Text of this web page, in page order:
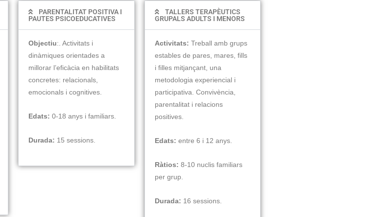
PARENTALITAT POSITIVA I
PAUTES PSICOEDUCATIVES
Objectiu:. Activitats i
dinàmiques orientades a
millorar l’eficàcia en habilitats
concretes: relacionals,
emocionals i cognitives.
Edats: 0-18 anys i familiars.
Durada: 15 sessions.
TALLERS TERAPÈUTICS
GRUPALS ADULTS I MENORS
Activitats: Treball amb grups
estables de pares, mares, fills
i filles mitjançant, una
metodologia experiencial i
participativa. Convivència,
parentalitat i relacions
positives.
Edats: entre 6 i 12 anys.
Ràtios: 8-10 nuclis familiars
per grup.
Durada: 16 sessions.